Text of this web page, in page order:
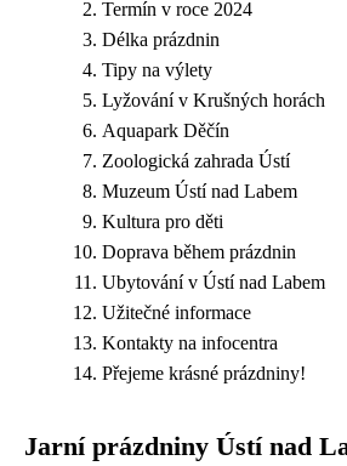
Termín v roce 2024
Délka prázdnin
Tipy na výlety
Lyžování v Krušných horách
Aquapark Děčín
Zoologická zahrada Ústí
Muzeum Ústí nad Labem
Kultura pro děti
Doprava během prázdnin
Ubytování v Ústí nad Labem
Užitečné informace
Kontakty na infocentra
Přejeme krásné prázdniny!
Jarní prázdniny Ústí nad